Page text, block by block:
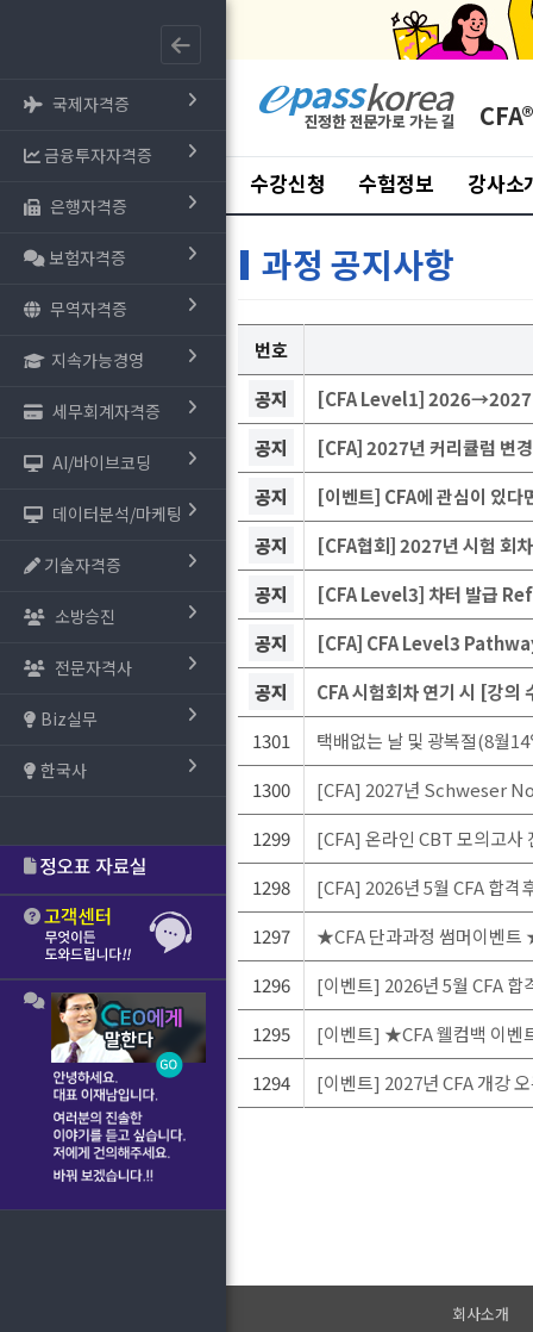
국제자격증
금융투자자격증
은행자격증
보험자격증
무역자격증
지속가능경영
세무회계자격증
AI/바이브코딩
데이터분석/마케팅
기술자격증
소방승진
전문자격사
Biz실무
한국사
CFA®
수강신청 수험정보 강사소
과정 공지사항
번호
공지
[CFA Level1] 2026→2027
공지
[CFA] 2027년 커리큘럼 변
공지
[이벤트] CFA에 관심이 있
공지
[CFA협회] 2027년 시험 회
공지
[CFA Level3] 차터 발급
공지
[CFA] CFA Level3
공지
CFA 시험회차 연기 시 [강의
1301
택배없는 날 및 광복절(8월
1300
[CFA] 2027년 Schweser
1299
[CFA] 온라인 CBT 모의고사
1298
[CFA] 2026년 5월 CFA 합격
1297
★CFA 단과과정 썸머이벤
1296
[이벤트] 2026년 5월 CFA 합
1295
[이벤트] ★CFA 웰컴백 이벤
1294
[이벤트] 2027년 CFA 개강
회사소개